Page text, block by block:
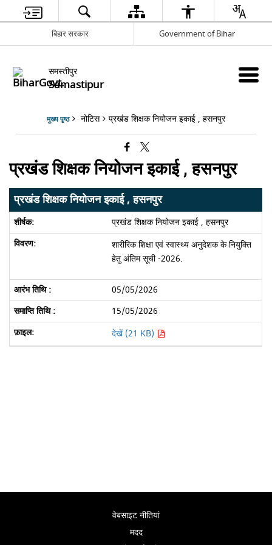
बिहार सरकार Government of Bihar
समस्तीपुर
Samastipur
मुख्य पृष्ठ नोटिस प्रखंड शिक्षक नियोजन इकाई , हसनपुर
प्रखंड शिक्षक नियोजन इकाई , हसनपुर
प्रखंड शिक्षक नियोजन इकाई , हसनपुर
प्रखंड शिक्षक नियोजन इकाई , हसनपुर
शारीरिक शिक्षा एवं स्वास्थ्य अनुदेशक के नियुक्ति
हेतु अंतिम सूची -2026.
05/05/2026
15/05/2026
देखें (21 KB)
वेबसाइट नीतियां
मदद